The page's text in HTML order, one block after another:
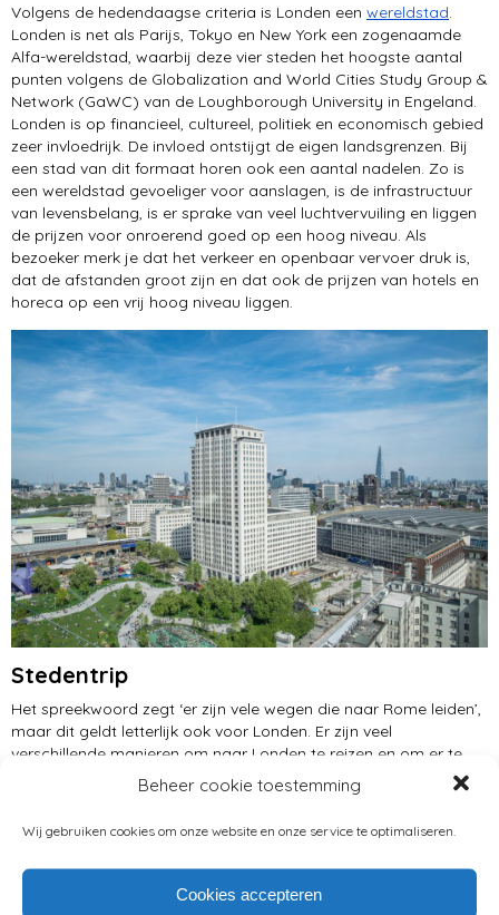
Beheer cookie toestemming
Wij gebruiken cookies om onze website en onze service te optimaliseren.
Cookies accepteren
Volgens de hedendaagse criteria is Londen een wereldstad.
Londen is net als Parijs, Tokyo en New York een zogenaamde
Alfa-wereldstad, waarbij deze vier steden het hoogste aantal
punten volgens de Globalization and World Cities Study Group &
Network (GaWC) van de Loughborough University in Engeland.
Londen is op financieel, cultureel, politiek en economisch gebied
zeer invloedrijk. De invloed ontstijgt de eigen landsgrenzen. Bij
een stad van dit formaat horen ook een aantal nadelen. Zo is
een wereldstad gevoeliger voor aanslagen, is de infrastructuur
van levensbelang, is er sprake van veel luchtvervuiling en liggen
de prijzen voor onroerend goed op een hoog niveau. Als
bezoeker merk je dat het verkeer en openbaar vervoer druk is,
dat de afstanden groot zijn en dat ook de prijzen van hotels en
horeca op een vrij hoog niveau liggen.
Stedentrip
Het spreekwoord zegt ‘er zijn vele wegen die naar Rome leiden’,
maar dit geldt letterlijk ook voor Londen. Er zijn veel
verschillende manieren om naar Londen te reizen en om er te
verblijven. Vakanties naar Londen zijn er in alle prijscategorieën.
Wie niet wil vliegen die kan met de auto, bus, trein of boot naar
luchthavens in of nabij Londen. Hoewel er nog steeds volop
aanbieders zijn van complete stedentrips naar Londen, moet je
ook zeker eens kijken wat er mogelijk is als je zelf de reis
helemaal samenstelt.